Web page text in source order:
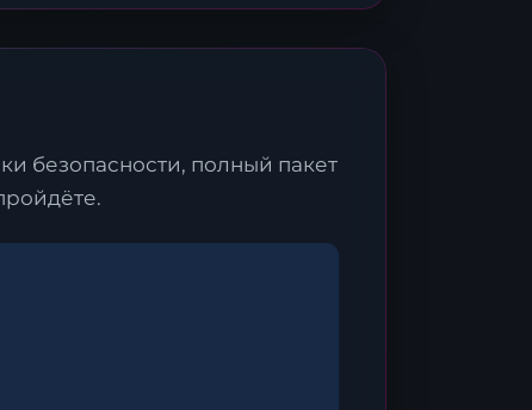
безопасности, полный пакет